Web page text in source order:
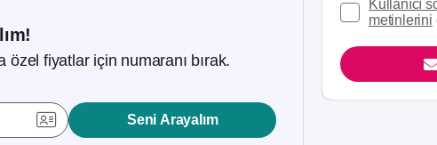
fiyatlar için numaranı bırak.
Seni Arayalım
Kullanıcı
metinlerini